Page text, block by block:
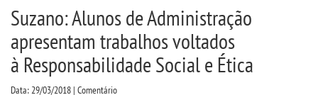
BIBLIOTECA
CPA
CPSA
Suzano: Alunos de Administração
apresentam trabalhos voltados
à Responsabilidade Social e Ética
Data: 29/03/2018 | Comentário